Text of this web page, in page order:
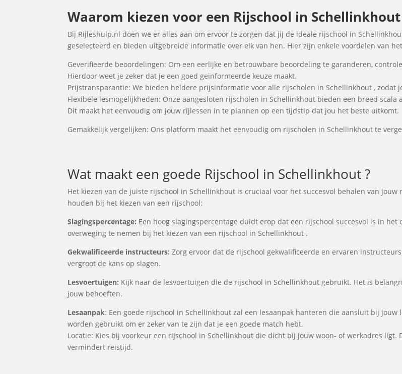
Waarom kiezen voor een Rijschool in
Bij Rijleshulp.nl doen we er alles aan om ervoor te zorgen dat jij de ideale rijschool in
geselecteerd en bieden uitgebreide informatie over elk van hen. Hier zijn enkele voordelen van
Geverifieerde beoordelingen: Om een eerlijke en betrouwbare beoordeling te garanderen,
Hierdoor weet je zeker dat je een goed geïnformeerde keuze maakt.
Prijstransparantie: We bieden heldere prijsinformatie voor alle rijscholen in Schellinkhout ,
Flexibele lesmogelijkheden: Onze aangesloten rijscholen in Schellinkhout bieden een breed
Dit maakt het eenvoudig om jouw rijlessen in te plannen op een tijdstip dat jou het beste uitkomt.
Gemakkelijk vergelijken: Ons platform maakt het eenvoudig om rijscholen in Schellinkhout te
Wat maakt een goede Rijschool in Schellinkhout ?
Het kiezen van de juiste rijschool in Schellinkhout is cruciaal voor het succesvol behalen van
houden bij het kiezen van een rijschool:
Slagingspercentage: Een hoog slagingspercentage duidt erop dat een rijschool succesvol is in
overweging te nemen bij het kiezen van een rijschool in Schellinkhout .
Gekwalificeerde instructeurs: Zorg ervoor dat de rijschool gekwalificeerde en ervaren
vergroot de kans op slagen.
Lesvoertuigen: Kijk naar de lesvoertuigen die de rijschool in Schellinkhout gebruikt. Het is
jouw behoeften.
Lesaanpak: Een goede rijschool in Schellinkhout zal een lesaanpak hanteren die aansluit bij
worden gebruikt om er zeker van te zijn dat je een goede match hebt.
Locatie: Kies bij voorkeur een rijschool in Schellinkhout die dicht bij jouw woon- of werkadres
vermindert reistijd.